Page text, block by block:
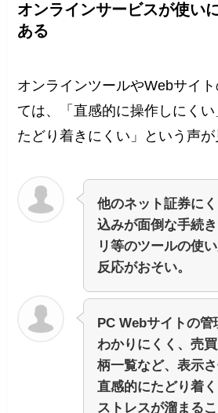
オンラインサービスが使い
ある
オンラインツールやWebサイ
ては、「直感的に操作しにく
たどり着きにくい」という声が
他のネット証券に
込みが面倒な手続
リ等のツールの使
反応がおそい。
PC Webサイトの
わかりにくく、売
柄一覧など、表示
直感的にたどり着
ストレスが溜まるこ